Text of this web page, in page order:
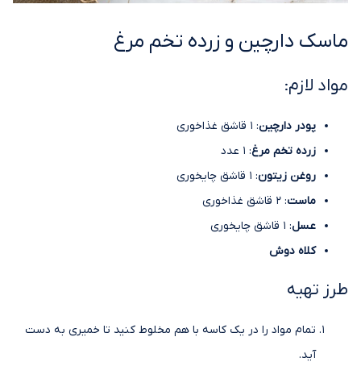
ماسک دارچین و زرده تخم مرغ
مواد لازم:
پودر دارچین: 1 قاشق غذاخوری
زرده تخم مرغ: 1 عدد
روغن زیتون: 1 قاشق چایخوری
ماست: 2 قاشق غذاخوری
عسل: 1 قاشق چایخوری
کلاه دوش
طرز تهیه
تمام مواد را در یک کاسه با هم مخلوط کنید تا خمیری به دست
آید.